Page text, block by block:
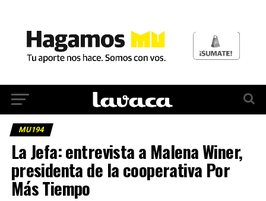
MU194
La Jefa: entrevista a Malena Winer,
presidenta de la cooperativa Por
Más Tiempo